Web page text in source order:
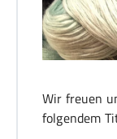
Wir freuen
folgendem